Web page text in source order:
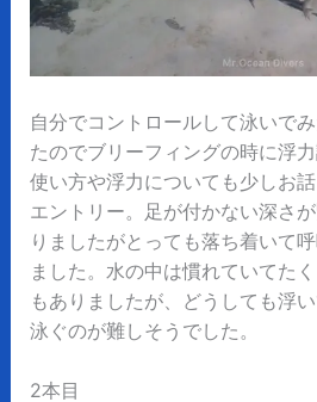
自分でコントロールして泳いで
たのでブリーフィングの時に浮
使い方や浮力についても少しお
エントリー。足が付かない深さ
りましたがとっても落ち着いて
ました。水の中は慣れていてた
もありましたが、どうしても浮
泳ぐのが難しそうでした。
2本目